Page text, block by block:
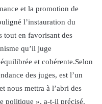
et la promotion de
l’instauration du
tout en favorisant des
qu’il juge
et cohérente.Selon
des juges, est l’un
nous mettra à l’abri des
politique », a-t-il précisé.